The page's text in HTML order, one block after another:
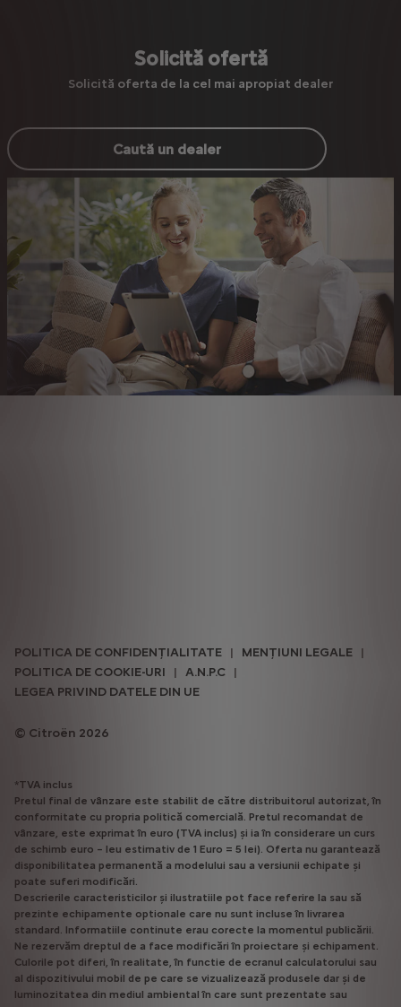
Solicită ofertă
Solicită oferta de la cel mai apropiat dealer
Caută un dealer
Citroën 2026
POLITICA DE CONFIDENȚIALITATE
MENȚIUNI LEGALE
POLITICA DE COOKIE-URI
A.N.P.C
LEGEA PRIVIND DATELE DIN UE
*TVA inclus
Pretul final de vânzare este stabilit de către distribuitorul autorizat, în
conformitate cu propria politică comercială. Pretul recomandat de
vânzare, este exprimat în euro (TVA inclus) și ia în considerare un curs
de schimb euro – leu estimativ de 1 Euro = 5 lei). Oferta nu garantează
disponibilitatea permanentă a modelului sau a versiunii echipate și
poate suferi modificări.
Descrierile caracteristicilor și ilustratiile pot face referire la sau să
prezinte echipamente optionale care nu sunt incluse în livrarea
standard. Informatiile continute erau corecte la momentul publicării.
Ne rezervăm dreptul de a face modificări în proiectare și echipament.
Culorile pot diferi, în realitate, în functie de ecranul calculatorului sau
al dispozitivului mobil de pe care se vizualizează produsele dar și de
luminozitatea din mediul ambiental în care sunt prezentate sau